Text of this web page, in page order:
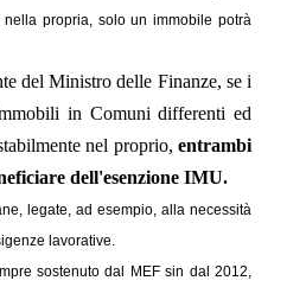
propria, solo un immobile potrà
del Ministro delle Finanze, se i
in Comuni differenti ed
nel proprio, entrambi
dell'esenzione IMU.
legate, ad esempio, alla necessità
lavorative.
sostenuto dal MEF sin dal 2012,